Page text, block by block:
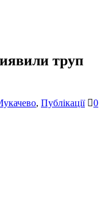
труп
, Публікації
0